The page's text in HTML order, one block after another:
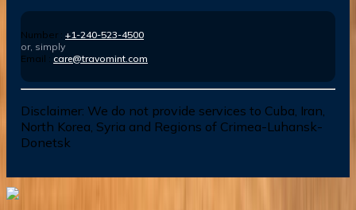
Number : +1-240-523-4500
or, simply
Email : care@travomint.com
Disclaimer: We do not provide services to Cuba, Iran,
North Korea, Syria and Regions of Crimea-Luhansk-
Donetsk